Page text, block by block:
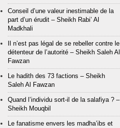
Conseil d’une valeur inestimable de la
part d’un érudit – Sheikh Rabi’ Al
Madkhali
Il n’est pas légal de se rebeller contre le
détenteur de l’autorité – Sheikh Saleh Al
Fawzan
Le hadith des 73 factions – Sheikh
Saleh Al Fawzan
Quand l’individu sort-il de la salafiya ? –
Sheikh Mouqbil
Le fanatisme envers les madha’ibs et